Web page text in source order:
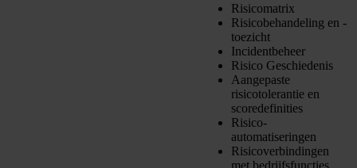
Risicomatrix
Risicobehandeling en -
toezicht
Incidentbeheer
Risico Geschiedenis
Aangepaste
risicotolerantie en
scoredefinities
Risico-
automatiseringen
Risicoverbindingen
met bedrijfsfuncties,